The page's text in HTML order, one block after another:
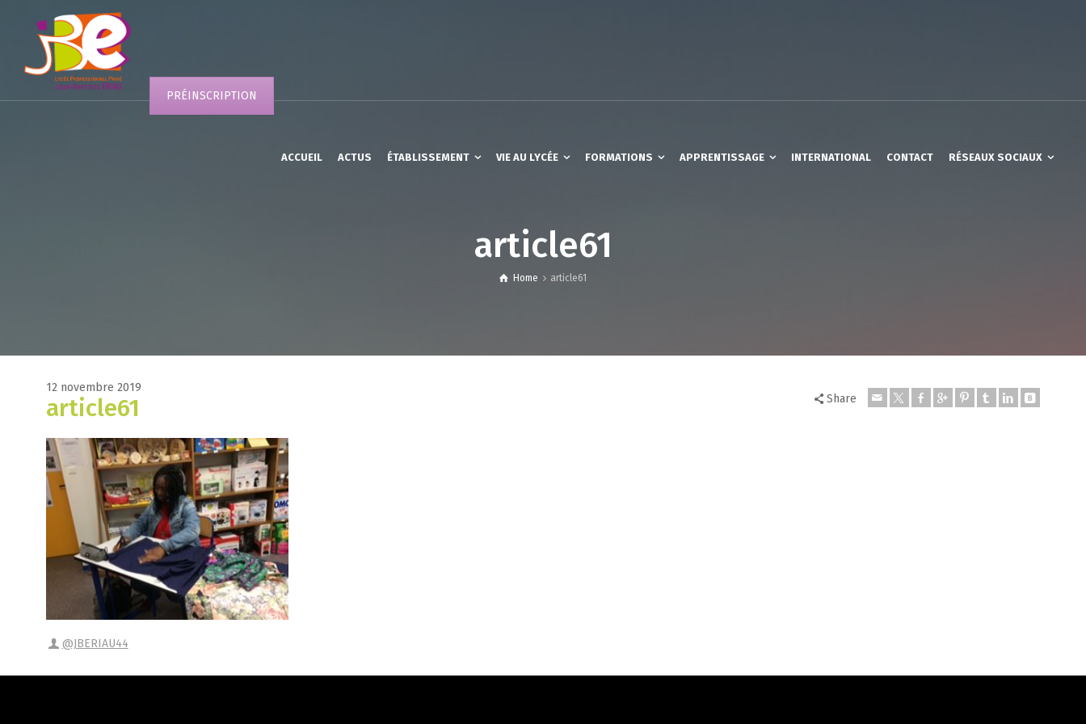
PRÉINSCRIPTION
ACCUEIL ACTUS ÉTABLISSEMENT VIE AU LYCÉE FORMATIONS APPRENTISSAGE INTERNATIONAL CONTACT RÉSEAUX SOCIAUX
article61
Home article61
12 novembre 2019
article61 Share
@JBERIAU44